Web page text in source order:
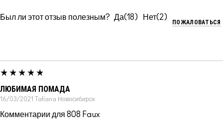
Был ли этот отзыв полезным? 18 2
ПОЖАЛОВАТЬСЯ
ЛЮБИМАЯ ПОМАДА
16/03/2021 Tatiana Новосибирск
Комментарии для 808 Faux